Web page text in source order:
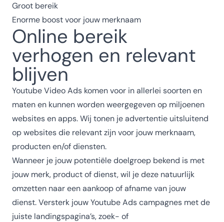
Groot bereik
Enorme boost voor jouw merknaam
Online bereik
verhogen en relevant
blijven
Youtube Video Ads komen voor in allerlei soorten en
maten en kunnen worden weergegeven op miljoenen
websites en apps. Wij tonen je advertentie uitsluitend
op websites die relevant zijn voor jouw merknaam,
producten en/of diensten.
Wanneer je jouw potentiële doelgroep bekend is met
jouw merk, product of dienst, wil je deze natuurlijk
omzetten naar een aankoop of afname van jouw
dienst. Versterk jouw Youtube Ads campagnes met de
juiste landingspagina’s, zoek- of